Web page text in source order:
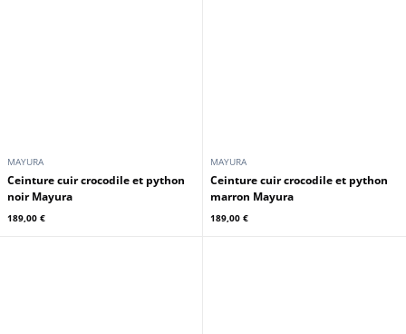
MAYURA
Ceinture cuir crocodile et python
noir Mayura
189,00 €
MAYURA
Ceinture cuir crocodile et python
marron Mayura
189,00 €